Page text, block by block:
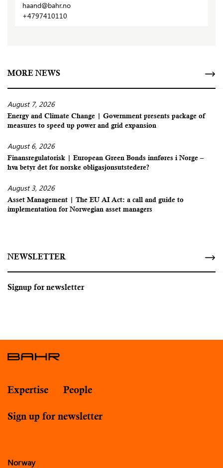
haand@bahr.no
+4797410110
MORE NEWS
August 7, 2026
Energy and Climate Change | Government presents package of
measures to speed up power and grid expansion
August 6, 2026
Finansregulatorisk | European Green Bonds innføres i Norge –
hva betyr det for norske obligasjonsutstedere?
August 3, 2026
Asset Management | The EU AI Act: a call and guide to
implementation for Norwegian asset managers
NEWSLETTER
Signup for newsletter
Expertise People
Sign up for newsletter
Norway